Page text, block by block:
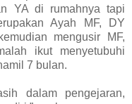
YA di rumahnya tapi
Ayah MF, DY
mengusir MF,
ikut menyetubuhi
7 bulan.
dalam pengejaran,